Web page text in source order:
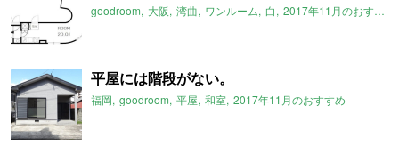
goodroom 大阪 湾曲 ワンルーム 白 2017年11月のおすすめ
平屋には階段がない。
福岡 goodroom 平屋 和室 2017年11月のおすすめ